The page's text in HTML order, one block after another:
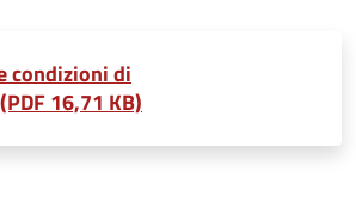
condizioni di
16,71 KB)